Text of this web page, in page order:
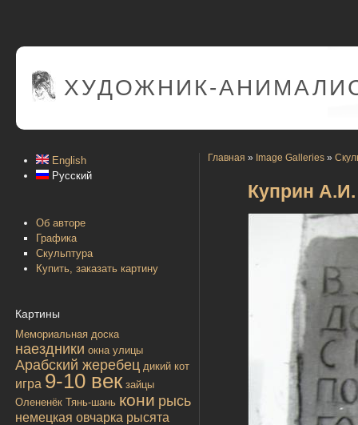
ХУДОЖНИК-
English
Русский
Об авторе
Графика
Скульптура
Купить, заказать картину
Картины
Мемориальная доска
наездники окна улицы
Арабский жеребец дикий кот
игра 9-10 век зайцы
Олененёк Тянь-шань кони рысь
немецкая овчарка рысята
Главная » Image Galleries »
Куприн